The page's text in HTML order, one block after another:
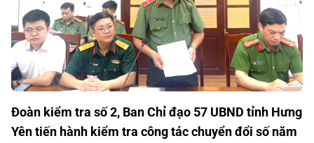
Đoàn kiểm tra số 2, Ban Chỉ đạo 57 UBND tỉnh Hưng
Yên tiến hành kiểm tra công tác chuyển đổi số năm